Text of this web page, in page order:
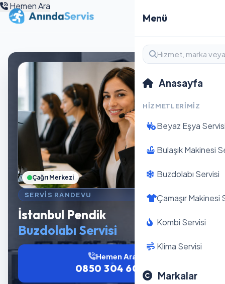
Menü
Anasayfa
HIZMETLERIMIZ
Beyaz Eşya
Bulaşık Makinesi
Buzdolabı Servisi
Çamaşır Makinesi
Kombi Servisi
Klima Servisi
Markalar
Hemen Ara
SERVIS RANDEVU
İstanbul Pendik
Buzdolabı Servisi
Hemen Ara
0850 304 6012
Çağrı Merkezi